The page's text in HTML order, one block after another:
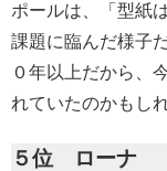
ポールは、「型紙
課題に臨んだ様子
０年以上だから、
れていたのかもし
５位 ローナ